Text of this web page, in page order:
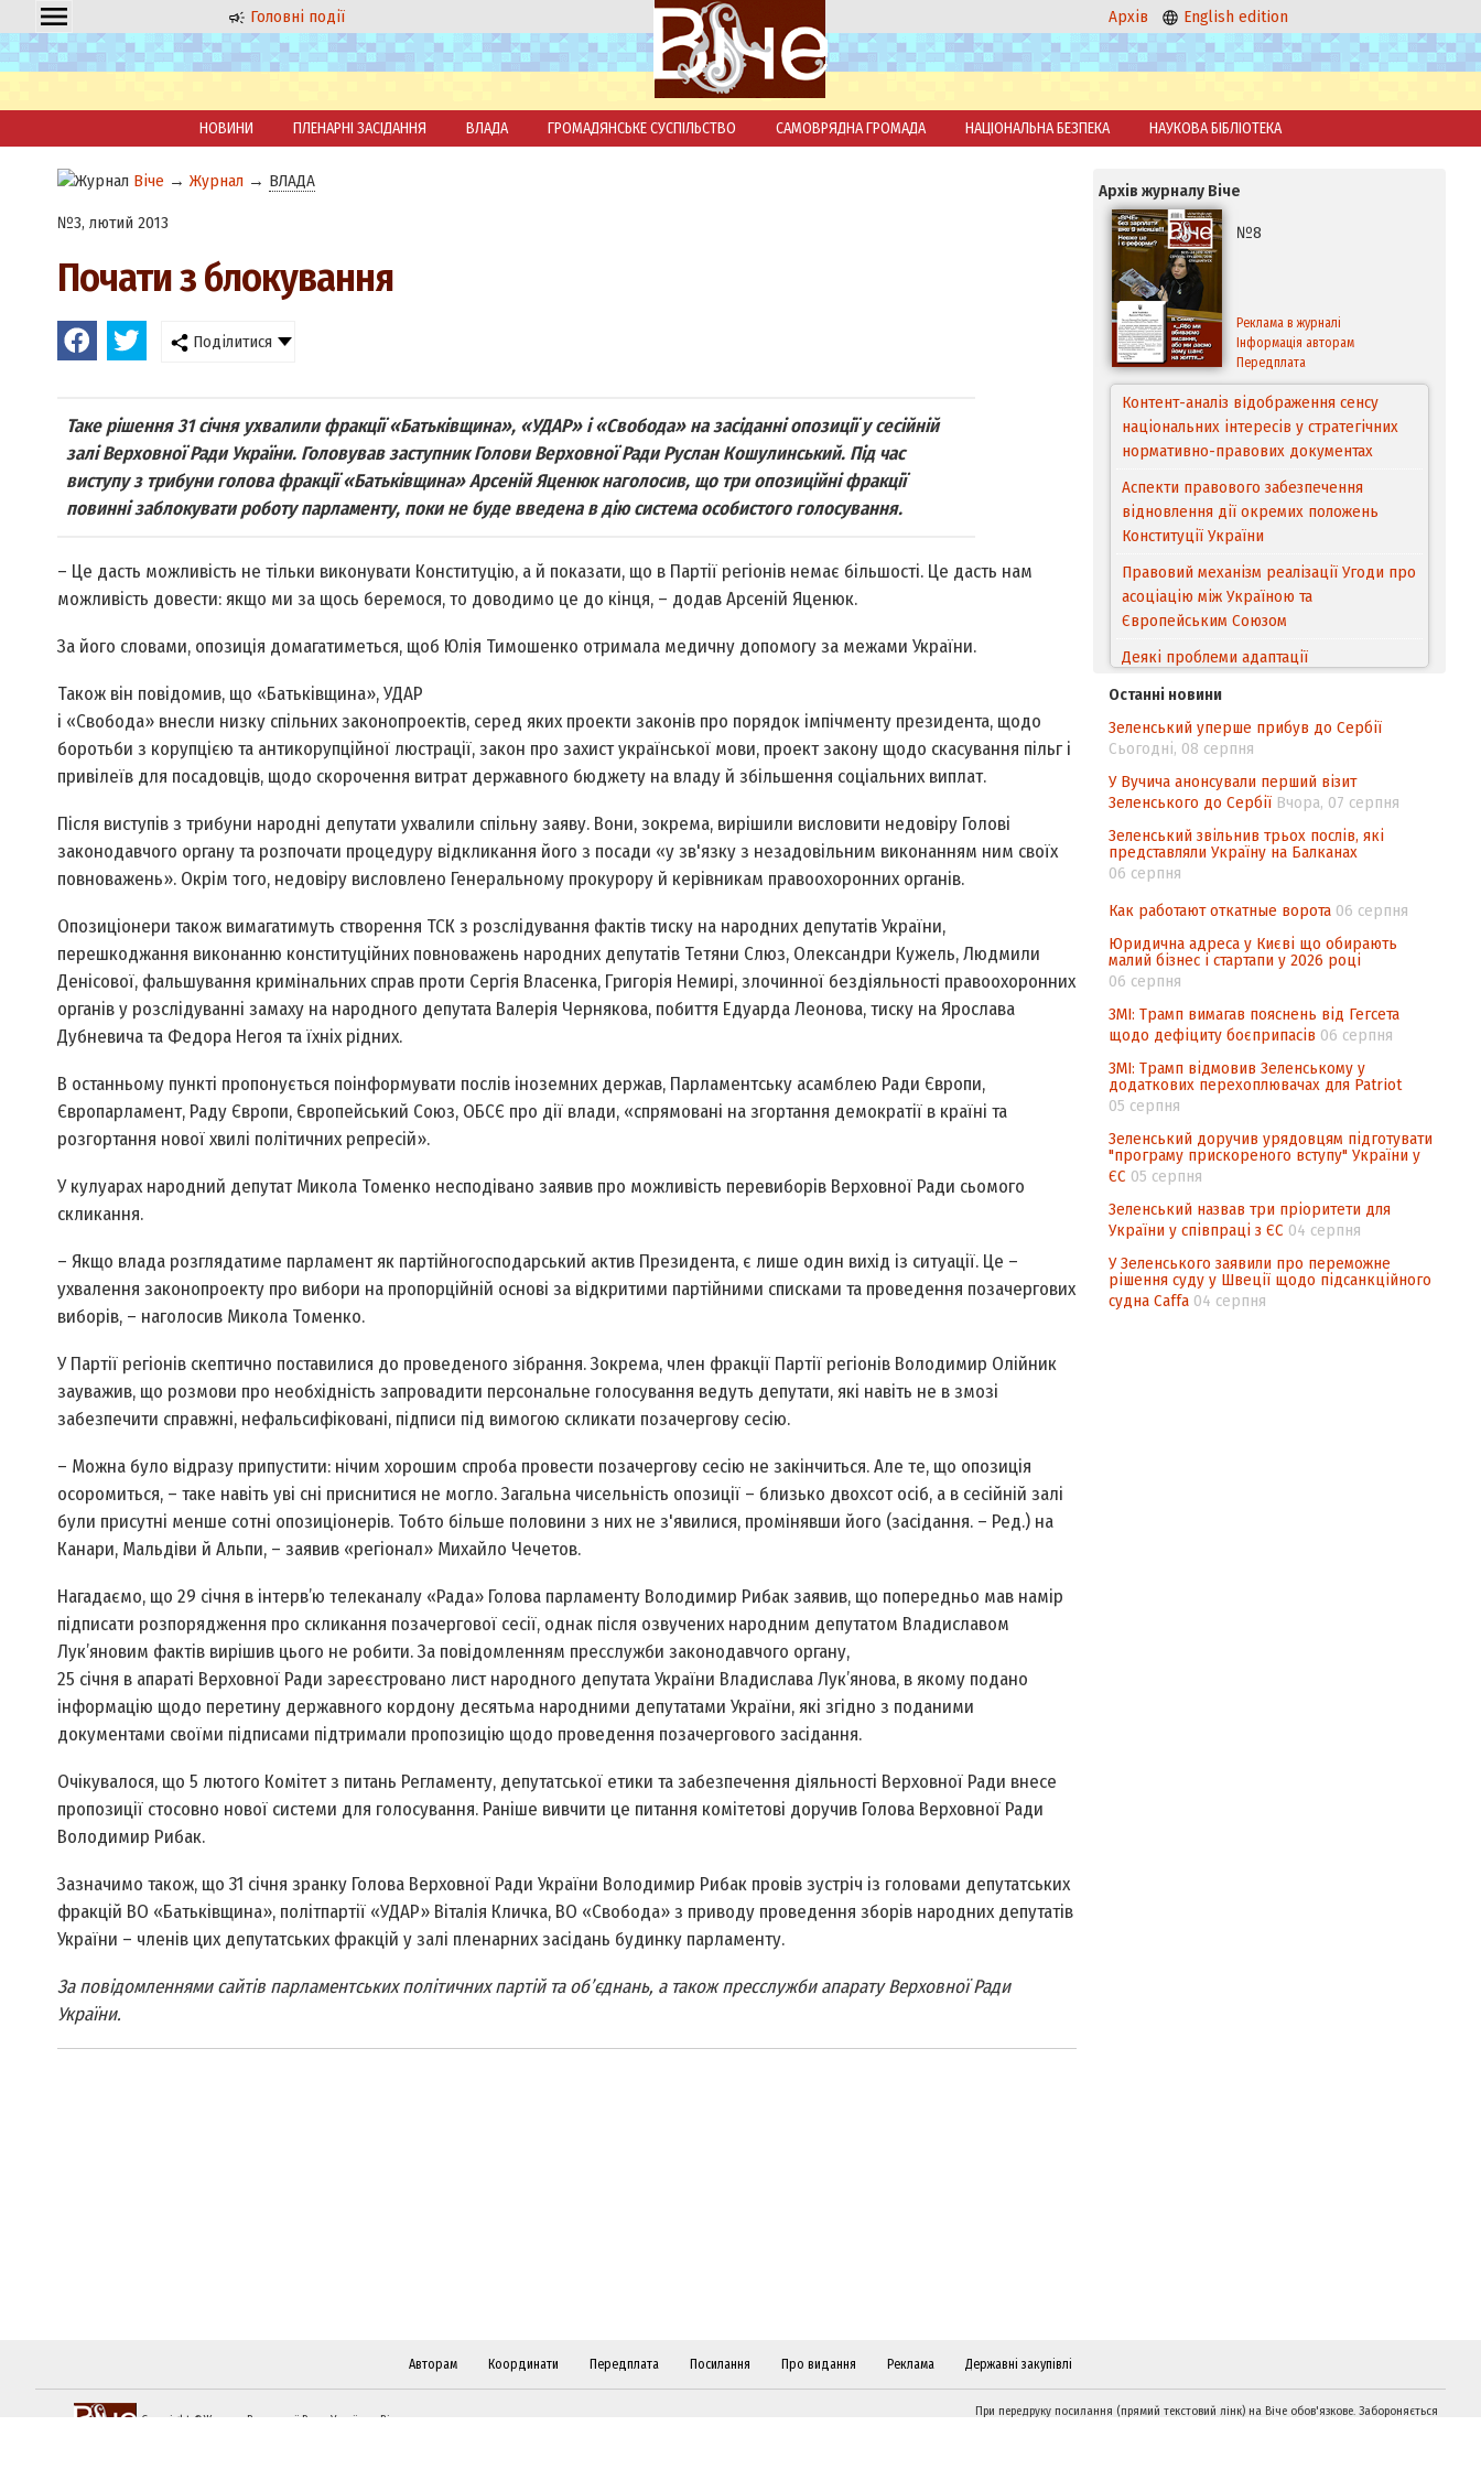
Головні події Архів English edition
НОВИНИ ПЛЕНАРНІ ЗАСІДАННЯ ВЛАДА ГРОМАДЯНСЬКЕ СУСПІЛЬСТВО САМОВРЯДНА ГРОМАДА НАЦІОНАЛЬНА БЕЗПЕКА НАУКОВА БІБЛІОТЕКА
Віче → Журнал → ВЛАДА
№3, лютий 2013
Почати з блокування
Поділитися
Таке рішення 31 січня ухвалили фракції «Батьківщина», «УДАР» і «Свобода» на засіданні опозиції у сесійній
залі Верховної Ради України. Головував заступник Голови Верховної Ради Руслан Кошулинський. Під час
виступу з трибуни голова фракції «Батьківщина» Арсеній Яценюк наголосив, що три опозиційні фракції
повинні заблокувати роботу парламенту, поки не буде введена в дію система особистого голосування.
– Це дасть можливість не тільки виконувати Конституцію, а й показати, що в Партії регіонів немає більшості. Це дасть нам
можливість довести: якщо ми за щось беремося, то доводимо це до кінця, – додав Арсеній Яценюк.
За його словами, опозиція домагатиметься, щоб Юлія Тимошенко отримала медичну допомогу за межами України.
Також він повідомив, що «Батьківщина», УДАР
і «Свобода» внесли низку спільних законопроектів, серед яких проекти законів про порядок імпічменту президента, щодо
боротьби з корупцією та антикорупційної люстрації, закон про захист української мови, проект закону щодо скасування пільг і
привілеїв для посадовців, щодо скорочення витрат державного бюджету на владу й збільшення соціальних виплат.
Після виступів з трибуни народні депутати ухвалили спільну заяву. Вони, зокрема, вирішили висловити недовіру Голові
законодавчого органу та розпочати процедуру відкликання його з посади «у зв'язку з незадовільним виконанням ним своїх
повноважень». Окрім того, недовіру висловлено Генеральному прокурору й керівникам правоохоронних органів.
Опозиціонери також вимагатимуть створення ТСК з розслідування фактів тиску на народних депутатів України,
перешкоджання виконанню конституційних повноважень народних депутатів Тетяни Слюз, Олександри Кужель, Людмили
Денісової, фальшування кримінальних справ проти Сергія Власенка, Григорія Немирі, злочинної бездіяльності правоохоронних
органів у розслідуванні замаху на народного депутата Валерія Чернякова, побиття Едуарда Леонова, тиску на Ярослава
Дубневича та Федора Негоя та їхніх рідних.
В останньому пункті пропонується поінформувати пос­лів іноземних держав, Парламентську асамблею Ради Європи,
Європарламент, Раду Європи, Європейський Союз, ОБСЄ про дії влади, «спрямовані на згортання демократії в країні та
розгортання нової хвилі політичних репресій».
У кулуарах народний депутат Микола Томенко несподівано заявив про можливість перевиборів Верхов­ної Ради сьомого
скликання.
– Якщо влада розглядатиме парламент як партійно­господарський актив Президента, є лише один вихід із ситуації. Це –
ухвалення законопроекту про вибори на пропорційній основі за відкритими партійними списками та проведення позачергових
виборів, – наголосив Микола Томенко.
У Партії регіонів скептично поставилися до проведеного зібрання. Зокрема, член фракції Партії регіонів Володимир Олійник
зауважив, що розмови про необхідність запровадити персональне голосування ведуть депутати, які навіть не в змозі
забезпечити справжні, нефальсифіковані, підписи під вимогою скликати позачергову сесію.
– Можна було відразу припустити: нічим хорошим спроба провести позачергову сесію не закінчиться. Але те, що опозиція
осоромиться, – таке навіть уві сні приснитися не мог­ло. Загальна чисельність опозиції – близько двохсот осіб, а в сесійній залі
були присутні менше сотні опозиціонерів. Тобто більше половини з них не з'явилися, промінявши його (засідання. – Ред.) на
Канари, Мальдіви й Альпи, – заявив «регіонал» Михайло Чечетов.
Нагадаємо, що 29 січня в інтерв’ю телеканалу «Рада» Голова парламенту Володимир Рибак заявив, що попередньо мав намір
підписати розпорядження про скликання позачергової сесії, однак після озвучених народним депутатом Владиславом
Лук’яновим фактів вирішив цього не робити. За повідомленням пресслужби законодавчого органу,
25 січня в апараті Верховної Ради зареєстровано лист народного депутата України Владислава Лук’янова, в якому подано
інформацію щодо перетину державного кордону десятьма народними депутатами України, які згідно з поданими
документами своїми підписами підтримали пропозицію щодо проведення позачергового засідання.
Очікувалося, що 5 лютого Комітет з питань Регламенту, депутатської ети­ки та забезпечення діяльності Верхов­ної Ради внесе
пропозиції стосовно нової системи для голосування. Раніше вивчити це питання комітетові доручив Голова Верховної Ради
Володимир Рибак.
Зазначимо також, що 31 січня зранку Голова Верховної Ради України Володимир Рибак провів зустріч із головами депутатських
фракцій ВО «Батьківщина», політпартії «УДАР» Віталія Кличка, ВО «Свобода» з приводу проведення зборів народних депутатів
України – членів цих депутатських фракцій у залі пленарних засідань будинку парламенту.
За повідомленнями сайтів парламентських політичних партій та об’єднань, а також пресслужби апарату Верховної Ради
України.
Архів журналу Віче
№8
Реклама в журналі
Інформація авторам
Передплата
Контент-аналіз відображення сенсу
національних інтересів у стратегічних
нормативно-правових документах
Аспекти правового забезпечення
відновлення дії окремих положень
Конституції України
Правовий механізм реалізації Угоди про
асоціацію між Україною та
Європейським Cоюзом
Деякі проблеми адаптації
походження товарів відповідно до
Угоди про торговельні аспекти прав
інтелектуальної власності (TRIPS) у
контексті євроінтеграції
Аналіз виборчого законодавства щодо
невизначеності механізму повторного
підрахунку голосів виборців
Інформаційна безпека суспільства
Останні новини
Зеленський уперше прибув до Сербії
Сьогодні, 08 серпня
У Вучича анонсували перший візит
Зеленського до Сербії Вчора, 07 серпня
Зеленський звільнив трьох послів, які
представляли Україну на Балканах
06 серпня
Как работают откатные ворота 06 серпня
Юридична адреса у Києві що обирають
малий бізнес і стартапи у 2026 році
06 серпня
ЗМІ: Трамп вимагав пояснень від Гегсета
щодо дефіциту боєприпасів 06 серпня
ЗМІ: Трамп відмовив Зеленському у
додаткових перехоплювачах для Patriot
05 серпня
Зеленський доручив урядовцям підготувати
"програму прискореного вступу" України у
ЄС 05 серпня
Зеленський назвав три пріоритети для
України у співпраці з ЄС 04 серпня
У Зеленського заявили про переможне
рішення суду у Швеції щодо підсанкційного
судна Caffa 04 серпня
Авторам Координати Передплата Посилання Про видання Реклама Державні закупівлі
Copyright ©Журнал Верховної Ради України «Віче»
При передруку посилання (прямий текстовий лінк) на Віче обов'язкове. Забороняється